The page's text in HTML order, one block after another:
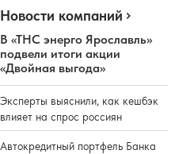
Новости компаний
В «ТНС энерго Ярославль»
подвели итоги акции
«Двойная выгода»
Эксперты выяснили, как кешбэк
влияет на спрос россиян
Автокредитный портфель Банка